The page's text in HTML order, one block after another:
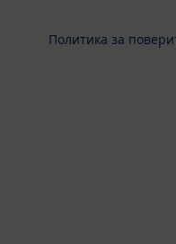
Политика за